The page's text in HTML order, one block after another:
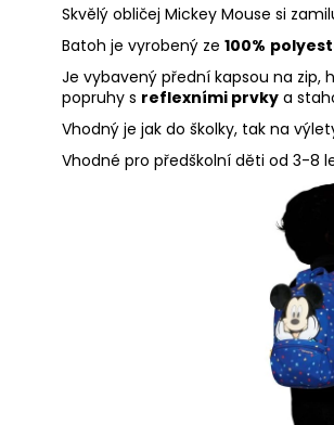
Skvělý obličej Mickey Mouse si
Batoh je vyrobený ze 100%
Je vybavený přední kapsou na zip,
popruhy s reflexními prvky a
Vhodný je jak do školky, tak na
Vhodné pro předškolní děti od 3-8